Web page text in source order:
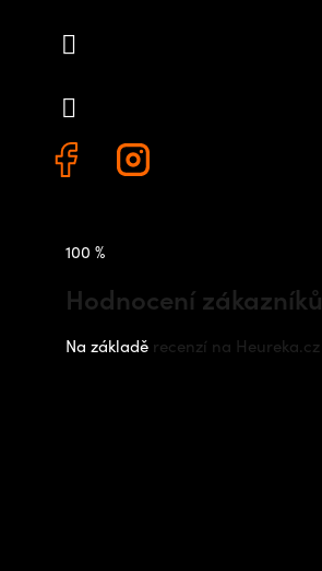
100 %
Hodnocení zákazníků
Na základě recenzí na Heureka.cz